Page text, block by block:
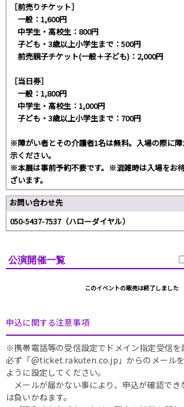
［前売りチケット］
一般：1,600円
中学生・高校生：800円
子ども・3歳以上小学生まで：500円
前売親子チケット(一般＋子ども)：2,000円
［当日券］
一般：1,800円
中学生・高校生：1,000円
子ども・3歳以上小学生まで：700円
※障がい者とその介護者1名は無料。入場の際に
示ください。
※本展は事前予約不要です。※混雑時は入場をお
ざいます。
お問い合わせ先
050-5437-7537（ハローダイヤル）
公演開催一覧
このイベントの販売は終了しました
申込に関する注意事項
※携帯電話等の受信設定でドメイン指定受信を
必ず「@ticket.rakuten.co.jp」からのメール
ように設定してください。
メールが届かない事により、申込が確認でき
は負いかねます。